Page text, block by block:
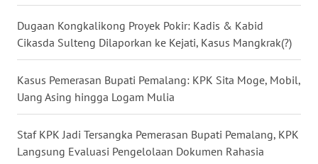
Dugaan Kongkalikong Proyek Pokir: Kadis & Kabid
Cikasda Sulteng Dilaporkan ke Kejati, Kasus Mangkrak(?)
Kasus Pemerasan Bupati Pemalang: KPK Sita Moge, Mobil,
Uang Asing hingga Logam Mulia
Staf KPK Jadi Tersangka Pemerasan Bupati Pemalang, KPK
Langsung Evaluasi Pengelolaan Dokumen Rahasia
WN
KALTIM
WN
SULSEL